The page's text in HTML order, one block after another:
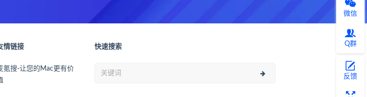
情链接
氪搜-让您的Mac更有价
快速搜索
微信
Q群
反馈